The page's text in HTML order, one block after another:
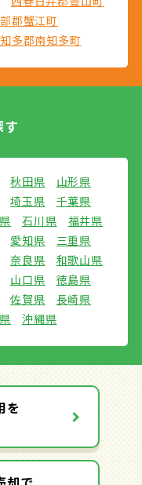
郡蟹江町
知多郡南知多町
す
秋田県
山形県
埼玉県
千葉県
石川県
福井県
愛知県
三重県
奈良県
和歌山県
山口県
徳島県
佐賀県
長崎県
沖縄県
を